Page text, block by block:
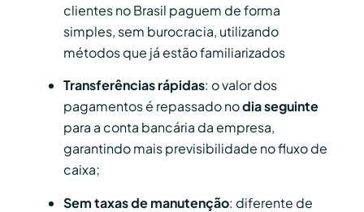
clientes no Brasil paguem de forma
simples, sem burocracia, utilizando
métodos que já estão familiarizados
Transferências rápidas: o valor dos
pagamentos é repassado nodia seguinte
para a conta bancária da empresa,
garantindo mais previsibilidade no fluxo de
caixa;
Sem taxas de manutenção: diferente de